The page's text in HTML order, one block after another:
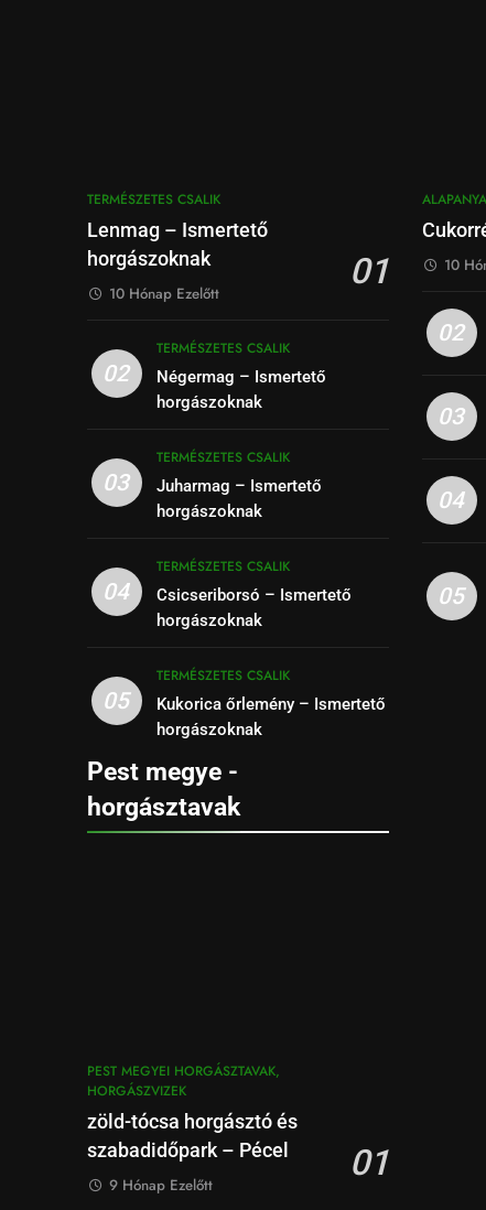
TERMÉSZETES CSALIK
Lenmag – Ismertető
horgászoknak
01
10 Hónap Ezelőtt
02
TERMÉSZETES CSALIK
Négermag – Ismertető
horgászoknak
03
TERMÉSZETES CSALIK
Juharmag – Ismertető
horgászoknak
04
TERMÉSZETES CSALIK
Csicseriborsó – Ismertető
horgászoknak
05
TERMÉSZETES CSALIK
Kukorica őrlemény – Ismertető
horgászoknak
Pest megye -
horgásztavak
PEST MEGYEI HORGÁSZTAVAK,
HORGÁSZVIZEK
zöld-tócsa horgásztó és
szabadidőpark – Pécel
01
9 Hónap Ezelőtt
10
02
03
04
05